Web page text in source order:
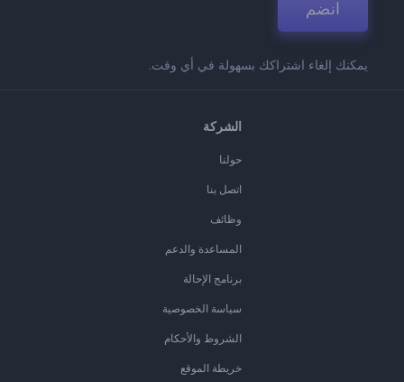
انضم
يمكنك إلغاء اشتراكك بسهولة في أي وقت.
الشركة
حولنا
اتصل بنا
وظائف
المساعدة والدعم
برنامج الإحالة
سياسة الخصوصية
الشروط والأحكام
خريطة الموقع